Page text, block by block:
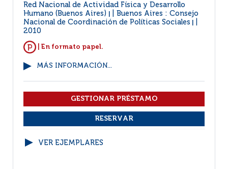
Red Nacional de Actividad Física y Desarrollo
Humano (Buenos Aires)
Buenos Aires : Consejo
Nacional de Coordinación de Políticas Sociales
2010
| En formato papel.
MÁS INFORMACIÓN...
VER EJEMPLARES